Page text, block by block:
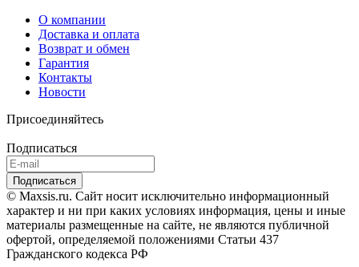
О компании
Доставка и оплата
Возврат и обмен
Гарантия
Контакты
Новости
Присоединяйтесь
Подписаться
© Maxsis.ru. Сайт носит исключительно информационный
характер и ни при каких условиях информация, цены и иные
материалы размещенные на сайте, не являются публичной
офертой, определяемой положениями Статьи 437
Гражданского кодекса РФ